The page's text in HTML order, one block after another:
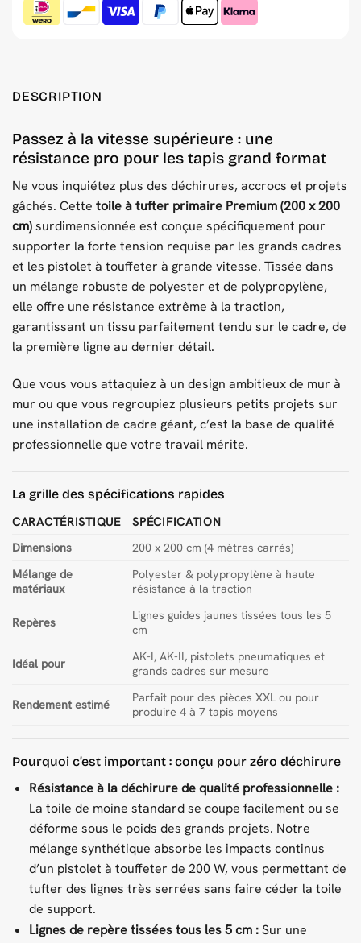
DESCRIPTION
Passez à la vitesse supérieure : une
résistance pro pour les tapis grand format
Ne vous inquiétez plus des déchirures, accrocs et projets
gâchés. Cette toile à tufter primaire Premium (200 x 200
cm)surdimensionnée est conçue spécifiquement pour
supporter la forte tension requise par les grands cadres
et les pistolet à touffeter à grande vitesse. Tissée dans
un mélange robuste de polyester et de polypropylène,
elle offre une résistance extrême à la traction,
garantissant un tissu parfaitement tendu sur le cadre, de
la première ligne au dernier détail.
Que vous vous attaquiez à un design ambitieux de mur à
mur ou que vous regroupiez plusieurs petits projets sur
une installation de cadre géant, c’est la base de qualité
professionnelle que votre travail mérite.
La grille des spécifications rapides
CARACTÉRISTIQUE
SPÉCIFICATION
Dimensions
200 x 200 cm (4 mètres carrés)
Mélange de
matériaux
Polyester & polypropylène à haute
résistance à la traction
Repères
Lignes guides jaunes tissées tous les 5
cm
Idéal pour
AK-I, AK-II, pistolets pneumatiques et
grands cadres sur mesure
Rendement estimé
Parfait pour des pièces XXL ou pour
produire 4 à 7 tapis moyens
Pourquoi c’est important : conçu pour zéro déchirure
Résistance à la déchirure de qualité professionnelle :
La toile de moine standard se coupe facilement ou se
déforme sous le poids des grands projets. Notre
mélange synthétique absorbe les impacts continus
d’un pistolet à touffeter de 200 W, vous permettant de
tufter des lignes très serrées sans faire céder la toile
de support.
Lignes de repère tissées tous les 5 cm :Sur une